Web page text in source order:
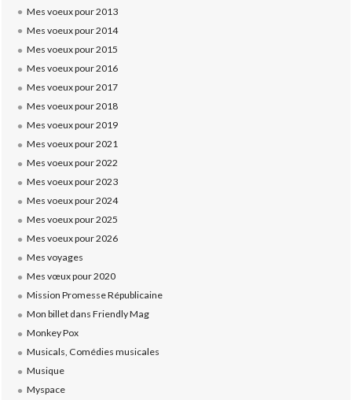
Mes voeux pour 2013
Mes voeux pour 2014
Mes voeux pour 2015
Mes voeux pour 2016
Mes voeux pour 2017
Mes voeux pour 2018
Mes voeux pour 2019
Mes voeux pour 2021
Mes voeux pour 2022
Mes voeux pour 2023
Mes voeux pour 2024
Mes voeux pour 2025
Mes voeux pour 2026
Mes voyages
Mes vœux pour 2020
Mission Promesse Républicaine
Mon billet dans Friendly Mag
Monkey Pox
Musicals, Comédies musicales
Musique
Myspace